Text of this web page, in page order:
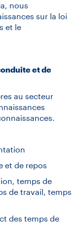
nous
sur la loi
et le
et de
au secteur
et de repos
temps de
de travail, temps
des temps de